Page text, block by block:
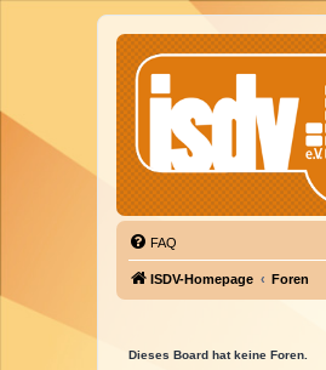
FAQ
ISDV-Homepage Foren
Dieses Board hat keine Foren.